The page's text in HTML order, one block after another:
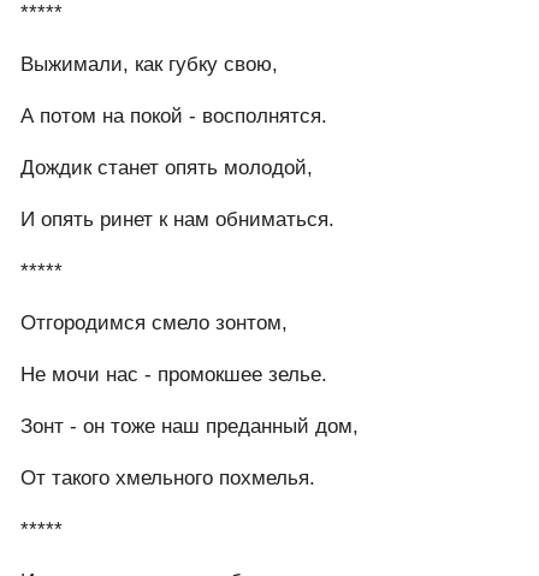
*****
Выжимали, как губку свою,
А потом на покой - восполнятся.
Дождик станет опять молодой,
И опять ринет к нам обниматься.
*****
Отгородимся смело зонтом,
Не мочи нас - промокшее зелье.
Зонт - он тоже наш преданный дом,
От такого хмельного похмелья.
*****